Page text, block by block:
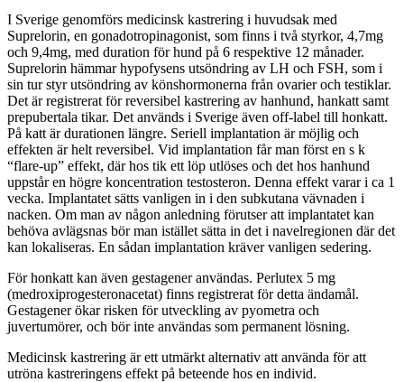
I Sverige genomförs medicinsk kastrering i huvudsak med
Suprelorin, en gonadotropinagonist, som finns i två styrkor, 4,7mg
och 9,4mg, med duration för hund på 6 respektive 12 månader.
Suprelorin hämmar hypofysens utsöndring av LH och FSH, som i
sin tur styr utsöndring av könshormonerna från ovarier och testiklar.
Det är registrerat för reversibel kastrering av hanhund, hankatt samt
prepubertala tikar. Det används i Sverige även off-label till honkatt.
På katt är durationen längre. Seriell implantation är möjlig och
effekten är helt reversibel. Vid implantation får man först en s k
“flare-up” effekt, där hos tik ett löp utlöses och det hos hanhund
uppstår en högre koncentration testosteron. Denna effekt varar i ca 1
vecka. Implantatet sätts vanligen in i den subkutana vävnaden i
nacken. Om man av någon anledning förutser att implantatet kan
behöva avlägsnas bör man istället sätta in det i navelregionen där det
kan lokaliseras. En sådan implantation kräver vanligen sedering.
För honkatt kan även gestagener användas. Perlutex 5 mg
(medroxiprogesteronacetat) finns registrerat för detta ändamål.
Gestagener ökar risken för utveckling av pyometra och
juvertumörer, och bör inte användas som permanent lösning.
Medicinsk kastrering är ett utmärkt alternativ att använda för att
utröna kastreringens effekt på beteende hos en individ.